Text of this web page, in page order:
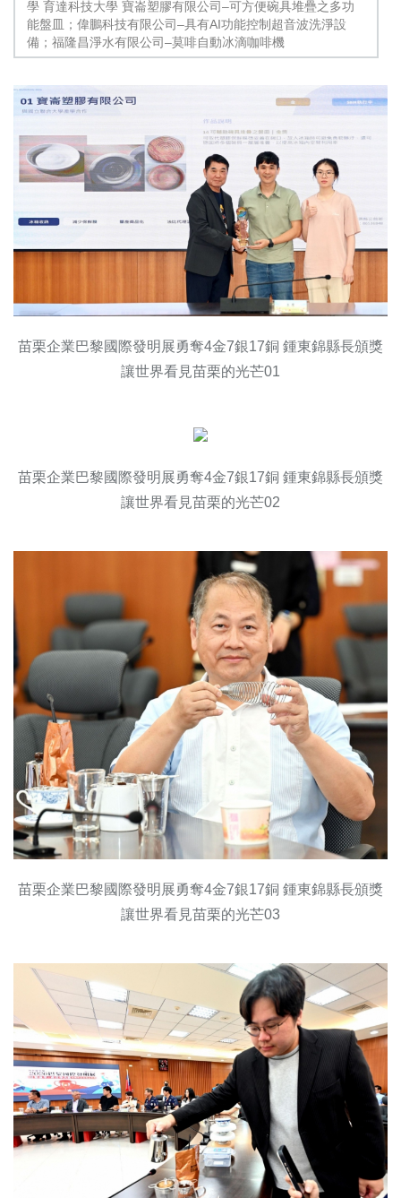
學 育達科技大學 寶崙塑膠有限公司–可方便碗具堆疊之多功
能盤皿；偉鵬科技有限公司–具有AI功能控制超音波洗淨設
備；福隆昌淨水有限公司–莫啡自動冰滴咖啡機
苗栗企業巴黎國際發明展勇奪4金7銀17銅 鍾東錦縣長頒獎
讓世界看見苗栗的光芒01
苗栗企業巴黎國際發明展勇奪4金7銀17銅 鍾東錦縣長頒獎
讓世界看見苗栗的光芒02
苗栗企業巴黎國際發明展勇奪4金7銀17銅 鍾東錦縣長頒獎
讓世界看見苗栗的光芒03